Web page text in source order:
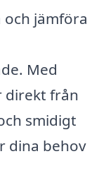
jämföra
Med
direkt från
smidigt
dina behov